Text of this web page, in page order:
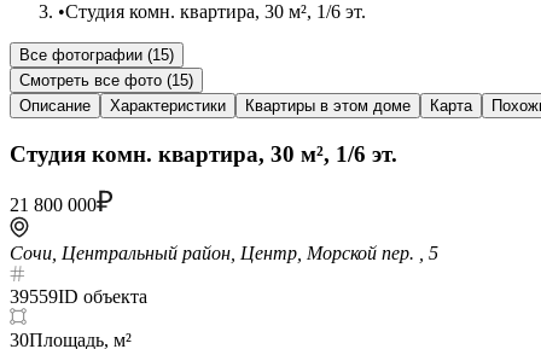
•Студия комн. квартира, 30 м², 1/6 эт.
Все фотографии (15)
Смотреть все фото (15)
Описание
Характеристики Квартиры в этом доме Карта
Студия комн. квартира, 30 м², 1/6 эт.
21 800 000
Сочи, Центральный район, Центр, Морской пер. , 5
39559ID объекта
30Площадь, м²